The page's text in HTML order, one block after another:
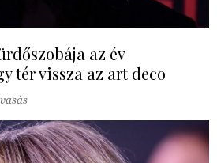
az év
tér vissza az art deco